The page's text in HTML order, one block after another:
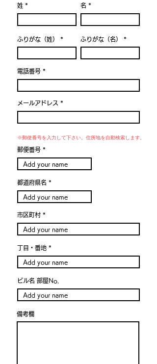
姓 名
ふりがな（姓） ふりがな（名）
電話番号
メールアドレス
※郵便番号を入力して下さい。住所地を自動検索します。
郵便番号
都道府県名
市区町村
丁目・番地
ビル名 部屋No.
備考欄